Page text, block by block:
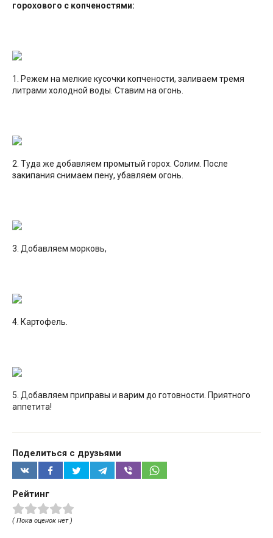
горохового с копченостями:
1. Режем на мелкие кусочки копчености, заливаем тремя
литрами холодной воды. Ставим на огонь.
2. Туда же добавляем промытый горох. Солим. После
закипания снимаем пену, убавляем огонь.
3. Добавляем морковь,
4. Картофель.
5. Добавляем приправы и варим до готовности. Приятного
аппетита!
Поделиться с друзьями
Рейтинг
( Пока оценок нет )